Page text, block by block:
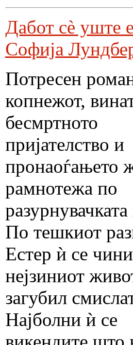
Дабот сè уште
Софија
Потресен
копнежот,
бесмртното
пријателство и
пронаоѓањето
рамнотежа по
разурнувачката
По тешкиот
Естер ѝ се
нејзиниот
загубил
Најболни ѝ се